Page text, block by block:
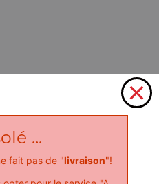
...
fait pas de "livraison"!